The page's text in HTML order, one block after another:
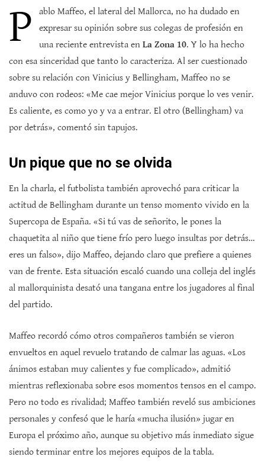
P
ablo Maffeo, el lateral del Mallorca, no ha dudado en
expresar su opinión sobre sus colegas de profesión en
una reciente entrevista en La Zona 10. Y lo ha hecho
con esa sinceridad que tanto lo caracteriza. Al ser cuestionado
sobre su relación con Vinicius y Bellingham, Maffeo no se
anduvo con rodeos: «Me cae mejor Vinicius porque lo ves venir.
Es caliente, es como yo y va a entrar. El otro (Bellingham) va
por detrás», comentó sin tapujos.
Un pique que no se olvida
En la charla, el futbolista también aprovechó para criticar la
actitud de Bellingham durante un tenso momento vivido en la
Supercopa de España. «Si tú vas de señorito, le pones la
chaquetita al niño que tiene frío pero luego insultas por detrás…
eres un falso», dijo Maffeo, dejando claro que prefiere a quienes
van de frente. Esta situación escaló cuando una colleja del inglés
al mallorquinista desató una tangana entre los jugadores al final
del partido.
Maffeo recordó cómo otros compañeros también se vieron
envueltos en aquel revuelo tratando de calmar las aguas. «Los
ánimos estaban muy calientes y fue complicado», admitió
mientras reflexionaba sobre esos momentos tensos en el campo.
Pero no todo es rivalidad; Maffeo también reveló sus ambiciones
personales y confesó que le haría «mucha ilusión» jugar en
Europa el próximo año, aunque su objetivo más inmediato sigue
siendo terminar entre los mejores equipos de la tabla.